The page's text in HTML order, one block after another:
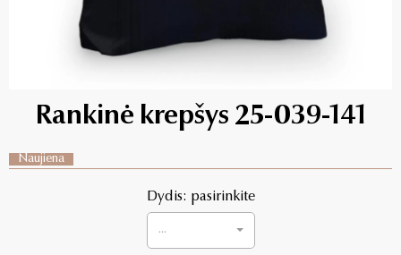
Rankinė krepšys 25-039-141
Naujiena
Dydis: pasirinkite
...